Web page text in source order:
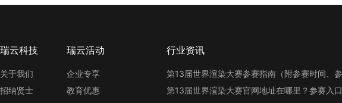
瑞云科技
关于我们
招纳贤士
瑞云活动
企业专享
教育优惠
行业资讯